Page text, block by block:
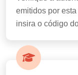
emitidos por
insira o código